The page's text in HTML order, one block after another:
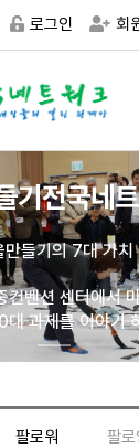
로그인 회
기전국네
만들기의 7대 가치
벤션 센터에서
대 과제를 이야기
팔로워 팔로